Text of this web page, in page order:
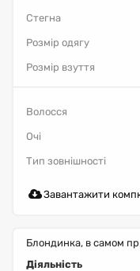
Стегна
Розмір одягу
Розмір взуття
Волосся
Очі
Тип зовнішності
Завантажити
Блондинка, в самом
Діяльність